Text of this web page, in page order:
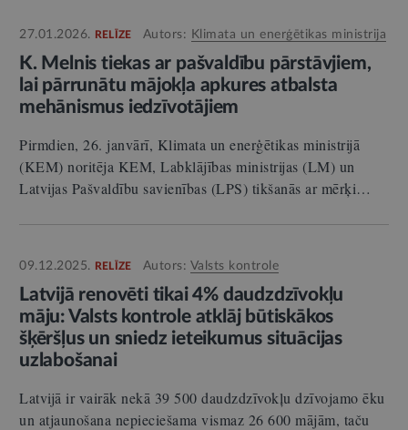
27.01.2026. RELĪZE Autors: Klimata un enerģētikas ministrija
K. Melnis tiekas ar pašvaldību pārstāvjiem,
lai pārrunātu mājokļa apkures atbalsta
mehānismus iedzīvotājiem
Pirmdien, 26. janvārī, Klimata un enerģētikas ministrijā
(KEM) noritēja KEM, Labklājības ministrijas (LM) un
Latvijas Pašvaldību savienības (LPS) tikšanās ar mērķi…
09.12.2025. RELĪZE Autors: Valsts kontrole
Latvijā renovēti tikai 4% daudzdzīvokļu
māju: Valsts kontrole atklāj būtiskākos
šķēršļus un sniedz ieteikumus situācijas
uzlabošanai
Latvijā ir vairāk nekā 39 500 daudzdzīvokļu dzīvojamo ēku
un atjaunošana nepieciešama vismaz 26 600 mājām, taču